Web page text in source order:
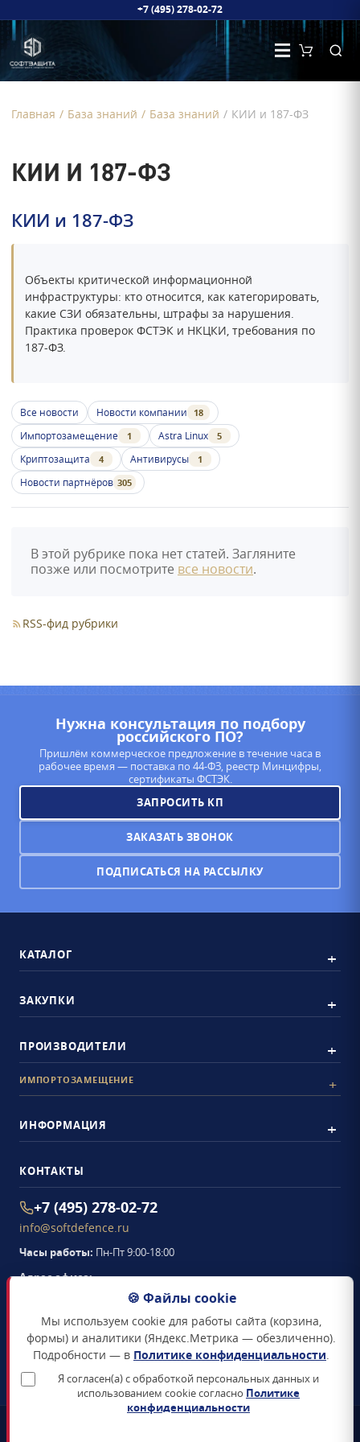
+7 (495) 278-02-72
Главная / База знаний / База знаний / КИИ и 187-ФЗ
КИИ И 187-ФЗ
КИИ и 187-ФЗ
Объекты критической информационной
инфраструктуры: кто относится, как категорировать,
какие СЗИ обязательны, штрафы за нарушения.
Практика проверок ФСТЭК и НКЦКИ, требования по
187-ФЗ.
Все новости Новости компании 18
Импортозамещение 1 Astra Linux 5
Криптозащита 4 Антивирусы 1
Новости партнёров 305
В этой рубрике пока нет статей. Загляните
позже или посмотрите все новости.
RSS-фид рубрики
Нужна консультация по подбору
российского ПО?
Пришлём коммерческое предложение в течение часа в
рабочее время — поставка по 44-ФЗ, реестр Минцифры,
сертификаты ФСТЭК.
ЗАПРОСИТЬ КП
ЗАКАЗАТЬ ЗВОНОК
ПОДПИСАТЬСЯ НА РАССЫЛКУ
КАТАЛОГ
ЗАКУПКИ
ПРОИЗВОДИТЕЛИ
ИМПОРТОЗАМЕЩЕНИЕ
ИНФОРМАЦИЯ
КОНТАКТЫ
+7 (495) 278-02-72
info@softdefence.ru
Часы работы: Пн-Пт 9:00-18:00
Адрес офиса:
Семёновская набережная, д. 2/1, стр. 1, офис 411
Схема проезда →
ЗАКАЗАТЬ ЗВОНОК
🍪 Файлы cookie
Мы используем cookie для работы сайта (корзина,
формы) и аналитики (Яндекс.Метрика — обезличенно).
Подробности — в Политике конфиденциальности.
Я согласен(а) с обработкой персональных данных и
использованием cookie согласно Политике
конфиденциальности